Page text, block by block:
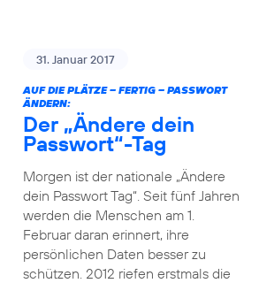
31. Januar 2017
AUF DIE PLÄTZE – FERTIG – PASSWORT
ÄNDERN:
Der „Ändere dein
Passwort“-Tag
Morgen ist der nationale „Ändere
dein Passwort Tag“. Seit fünf Jahren
werden die Menschen am 1.
Februar daran erinnert, ihre
persönlichen Daten besser zu
schützen. 2012 riefen erstmals die